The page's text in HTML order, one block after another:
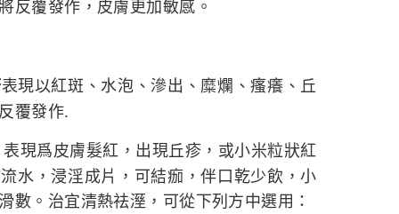
反覆發作，皮膚更加敏感。
表現以紅斑、水泡、滲出、糜爛、瘙癢、丘
覆發作.
現爲皮膚髮紅，出現丘疹，或小米粒狀紅
水，浸淫成片，可結痂，伴口乾少飲，小
數。治宜清熱祛溼，可從下列方中選用：